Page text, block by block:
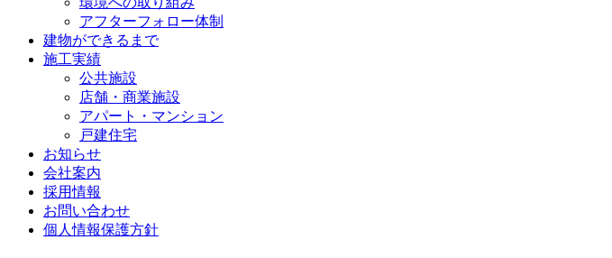
アフターフォロー体制
建物ができるまで
施工実績
公共施設
店舗・商業施設
アパート・マンション
戸建住宅
お知らせ
会社案内
採用情報
お問い合わせ
個人情報保護方針